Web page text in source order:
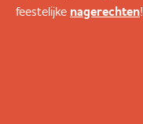
feestelijke nagerechten!